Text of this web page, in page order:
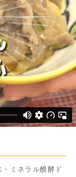
ミネラル醗酵ド